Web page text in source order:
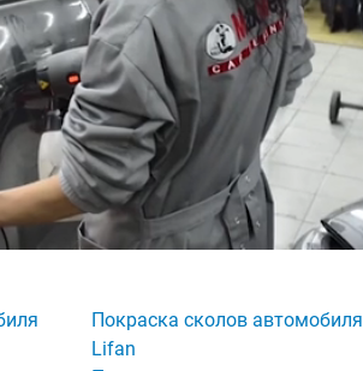
Покраска сколов автомобиля
Lifan